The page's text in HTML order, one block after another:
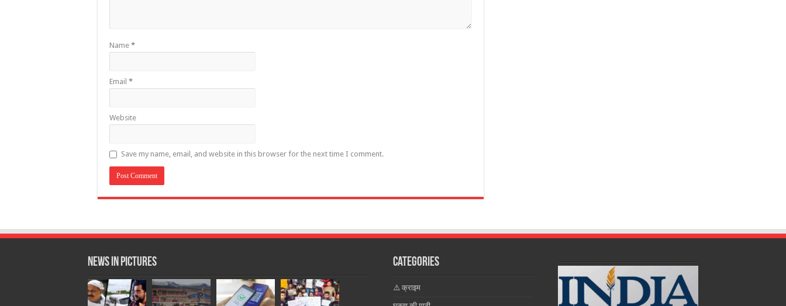
Name *
Email *
Website
Save my name, email, and website in this browser for the next time I comment.
News in Pictures Categories
⚠️ क्राइम